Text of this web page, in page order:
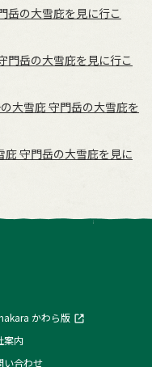
岳の大雪庇を見に行こ
門岳の大雪庇を見に行こ
大雪庇 守門岳の大雪庇を
庇 守門岳の大雪庇を見に
かわら版
案内
い合わせ